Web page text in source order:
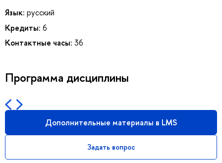
Язык: русский
Кредиты: 6
Контактные часы: 36
Программа дисциплины
Дополнительные материалы в LMS
Задать вопрос